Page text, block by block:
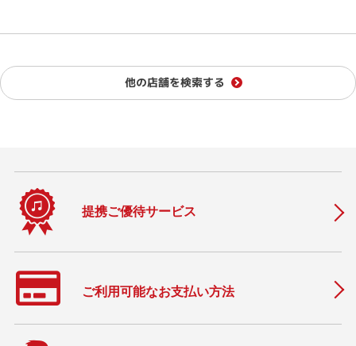
他の店舗を検索する
提携ご優待サービス
ご利用可能なお支払い方法